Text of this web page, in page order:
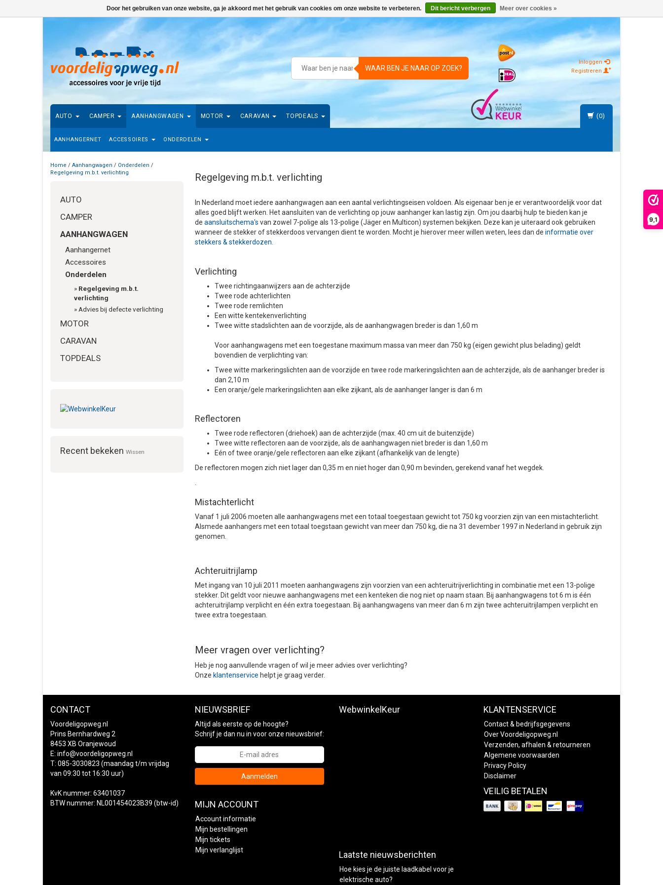
9,1
WAAR BEN JE NAAR OP ZOEK?
Inloggen
Registreren
AUTO CAMPER AANHANGWAGEN
AANHANGERNET ACCESSOIRES ONDERDELEN
MOTOR CARAVAN TOPDEALS (0)
Home / Aanhangwagen / Onderdelen /
Regelgeving m.b.t. verlichting
AUTO
CAMPER
AANHANGWAGEN
Aanhangernet
Accessoires
Onderdelen
» Regelgeving m.b.t.
verlichting
» Advies bij defecte verlichting
MOTOR
CARAVAN
TOPDEALS
Recent bekeken Wissen
Regelgeving m.b.t. verlichting
In Nederland moet iedere aanhangwagen aan een aantal verlichtingseisen voldoen. Als eigenaar ben je er verantwoordelijk voor dat
alles goed blijft werken. Het aansluiten van de verlichting op jouw aanhanger kan lastig zijn. Om jou daarbij hulp te bieden kan je
de aansluitschema's van zowel 7-polige als 13-polige (Jäger en Multicon) systemen bekijken. Deze kan je uiteraard ook gebruiken
wanneer de stekker of stekkerdoos vervangen dient te worden. Mocht je hierover meer willen weten, lees dan de informatie over
stekkers & stekkerdozen.
Verlichting
Twee richtingaanwijzers aan de achterzijde
Twee rode achterlichten
Twee rode remlichten
Een witte kentekenverlichting
Twee witte stadslichten aan de voorzijde, als de aanhangwagen breder is dan 1,60 m
Voor aanhangwagens met een toegestane maximum massa van meer dan 750 kg (eigen gewicht plus belading) geldt
bovendien de verplichting van:
Twee witte markeringslichten aan de voorzijde en twee rode markeringslichten aan de achterzijde, als de aanhanger breder is
dan 2,10 m
Een oranje/gele markeringslichten aan elke zijkant, als de aanhanger langer is dan 6 m
Reflectoren
Twee rode reflectoren (driehoek) aan de achterzijde (max. 40 cm uit de buitenzijde)
Twee witte reflectoren aan de voorzijde, als de aanhangwagen niet breder is dan 1,60 m
Eén of twee oranje/gele reflectoren aan elke zijkant (afhankelijk van de lengte)
De reflectoren mogen zich niet lager dan 0,35 m en niet hoger dan 0,90 m bevinden, gerekend vanaf het wegdek.
Mistachterlicht
Vanaf 1 juli 2006 moeten alle aanhangwagens met een totaal toegestaan gewicht tot 750 kg voorzien zijn van een mistachterlicht.
Alsmede aanhangers met een totaal toegstaan gewicht van meer dan 750 kg, die na 31 devember 1997 in Nederland in gebruik zijn
genomen.
Achteruitrijlamp
Met ingang van 10 juli 2011 moeten aanhangwagens zijn voorzien van een achteruitrijverlichting in combinatie met een 13-polige
stekker. Dit geldt voor nieuwe aanhangwagens met een kenteken die nog niet op naam staan. Bij aanhangwagens tot 6 m is één
achteruitrijlamp verplicht en één extra toegestaan. Bij aanhangwagens van meer dan 6 m zijn twee achteruitrijlampen verplicht en
twee extra toegestaan.
Meer vragen over verlichting?
Heb je nog aanvullende vragen of wil je meer advies over verlichting?
Onze klantenservice helpt je graag verder.
CONTACT
Voordeligopweg.nl
Prins Bernhardweg 2
8453 XB Oranjewoud
E: info@voordeligopweg.nl
T: 085-3030823 (maandag t/m vrijdag
van 09:30 tot 16:30 uur)
KvK nummer: 63401037
BTW nummer: NL001454023B39 (btw-id)
NIEUWSBRIEF
Altijd als eerste op de hoogte?
Schrijf je dan nu in voor onze nieuwsbrief:
Aanmelden
MIJN ACCOUNT
Account informatie
Mijn bestellingen
Mijn tickets
Mijn verlanglijst
WebwinkelKeur
Laatste nieuwsberichten
Hoe kies je de juiste laadkabel voor je
elektrische auto?
KLANTENSERVICE
Contact & bedrijfsgegevens
Over Voordeligopweg.nl
Verzenden, afhalen & retourneren
Algemene voorwaarden
Privacy Policy
Disclaimer
VEILIG BETALEN
Door het gebruiken van onze website, ga je akkoord met het gebruik van cookies om onze website te verbeteren. Dit bericht verbergen Meer over cookies »